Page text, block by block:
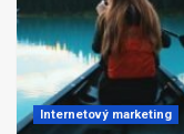
Internetový marketing